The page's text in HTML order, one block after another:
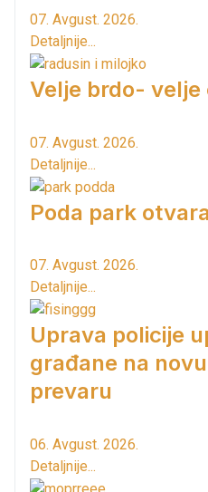
07. Avgust. 2026.
Detaljnije...
Velje brdo-
07. Avgust. 2026.
Detaljnije...
Poda park
07. Avgust. 2026.
Detaljnije...
Uprava policije
građane na
prevaru
06. Avgust. 2026.
Detaljnije...